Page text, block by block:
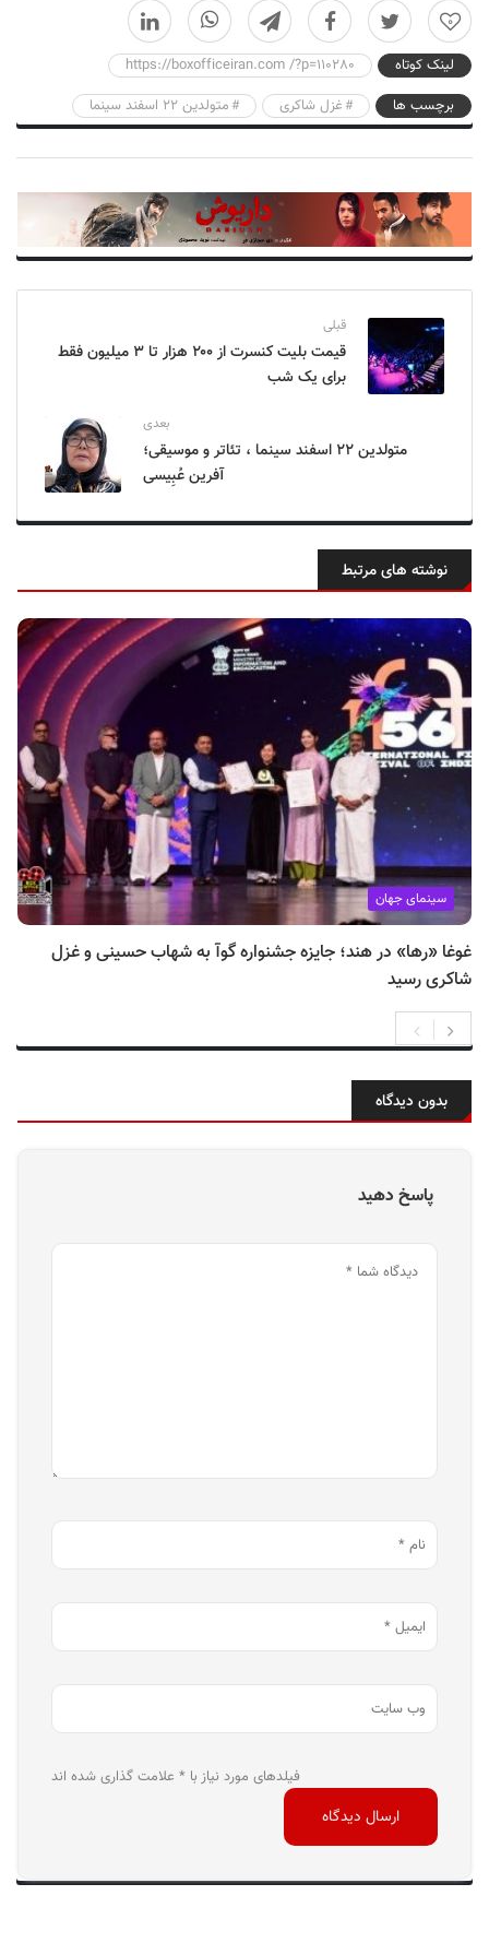
0
لینک کوتاه
https://boxofficeiran.com /?p=110280
برچسب ها
غزل شاکری متولدین ۲۲ اسفند سینما
قبلی
قیمت بلیت کنسرت از ۲۰۰ هزار تا ۳ میلیون فقط
برای یک شب
بعدی
متولدین ۲۲ اسفند سینما ، تئاتر و موسیقی؛
آفرین عُبِیسی
نوشته های مرتبط
سینمای جهان
غوغا «رها» در هند؛ جایزه جشنواره گوآ به شهاب حسینی و غزل
شاکری رسید
بدون دیدگاه
پاسخ دهید
فیلدهای مورد نیاز با * علامت گذاری شده اند